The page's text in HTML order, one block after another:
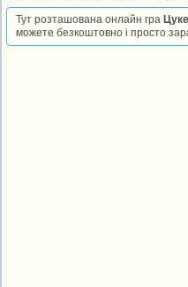
Тут розташована онлайн гра
можете безкоштовно і просто